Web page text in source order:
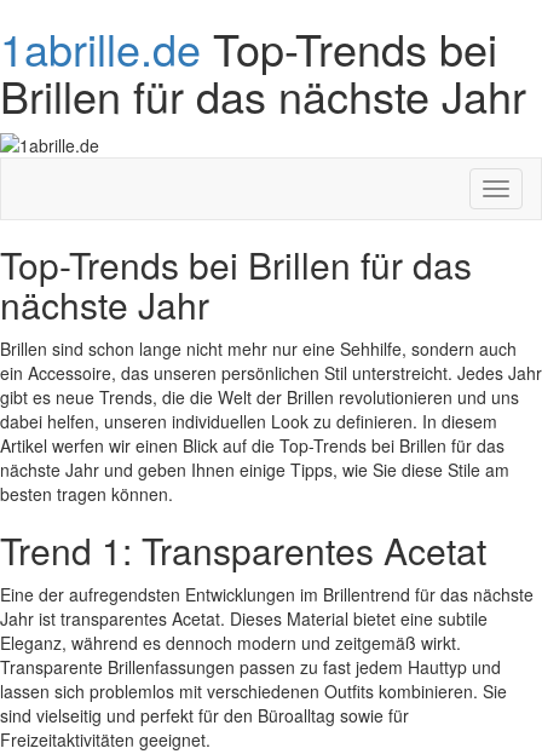
1abrille.de Top-Trends bei
Brillen für das nächste Jahr
Top-Trends bei Brillen für das
nächste Jahr
Brillen sind schon lange nicht mehr nur eine Sehhilfe, sondern auch
ein Accessoire, das unseren persönlichen Stil unterstreicht. Jedes Jahr
gibt es neue Trends, die die Welt der Brillen revolutionieren und uns
dabei helfen, unseren individuellen Look zu definieren. In diesem
Artikel werfen wir einen Blick auf die Top-Trends bei Brillen für das
nächste Jahr und geben Ihnen einige Tipps, wie Sie diese Stile am
besten tragen können.
Trend 1: Transparentes Acetat
Eine der aufregendsten Entwicklungen im Brillentrend für das nächste
Jahr ist transparentes Acetat. Dieses Material bietet eine subtile
Eleganz, während es dennoch modern und zeitgemäß wirkt.
Transparente Brillenfassungen passen zu fast jedem Hauttyp und
lassen sich problemlos mit verschiedenen Outfits kombinieren. Sie
sind vielseitig und perfekt für den Büroalltag sowie für
Freizeitaktivitäten geeignet.